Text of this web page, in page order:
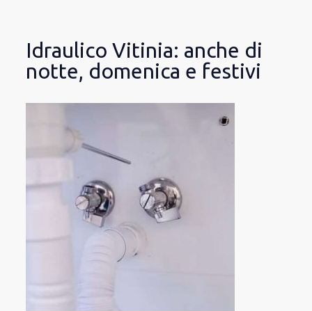
Idraulico Vitinia: anche di
notte, domenica e festivi